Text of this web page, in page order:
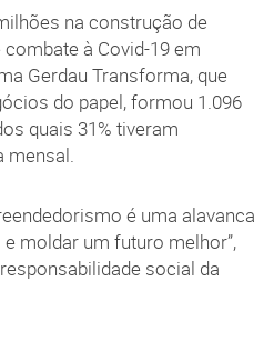
na construção de
à Covid-19 em
Gerdau Transforma, que
do papel, formou 1.096
quais 31% tiveram
mensal.
é uma alavanca
moldar um futuro melhor”,
social da